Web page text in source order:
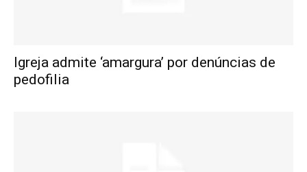
Igreja admite ‘amargura’ por denúncias de
pedofilia